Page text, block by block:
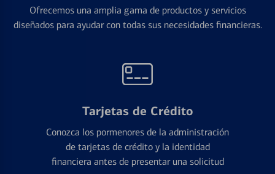
Ofrecemos una amplia gama de productos y servicios
diseñados para ayudar con todas sus necesidades financieras.
Tarjetas de Crédito
Conozca los pormenores de la administración
de tarjetas de crédito y la identidad
financiera antes de presentar una solicitud